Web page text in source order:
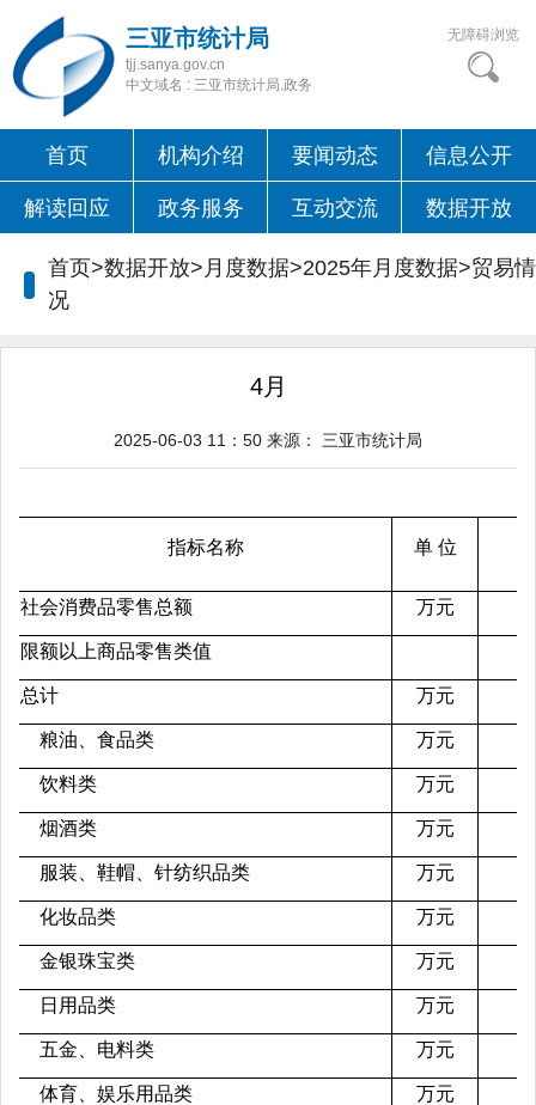
三亚市统计局
tjj.sanya.gov.cn
中文域名 : 三亚市统计局.政务
无障碍浏览
首页 机构介绍 要闻动态 信息公开
解读回应 政务服务 互动交流 数据开放
首页>数据开放>月度数据>2025年月度数据>贸易情
况
4月
2025-06-03 11：50 来源： 三亚市统计局
指标名称 单 位
社会消费品零售总额 万元
限额以上商品零售类值
总计 万元
粮油、食品类 万元
饮料类 万元
烟酒类 万元
服装、鞋帽、针纺织品类 万元
化妆品类 万元
金银珠宝类 万元
日用品类 万元
五金、电料类 万元
体育、娱乐用品类 万元